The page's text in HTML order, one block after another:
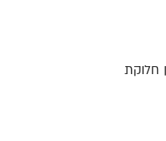
חלוקת